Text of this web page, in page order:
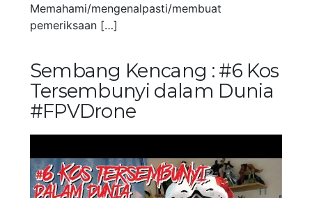
Memahami/mengenalpasti/membuat
pemeriksaan […]
Sembang Kencang : #6 Kos
Tersembunyi dalam Dunia
#FPVDrone